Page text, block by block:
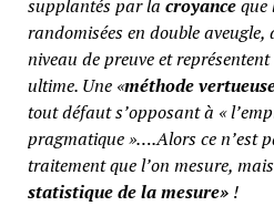
supplantés par la croyanceque
randomisées en double
niveau de preuve et
ultime. Une «méthode
tout défaut s’opposant à «
pragmatique »….Alors ce n’est
traitement que l’on mesure, mais
statistique de la mesure» !